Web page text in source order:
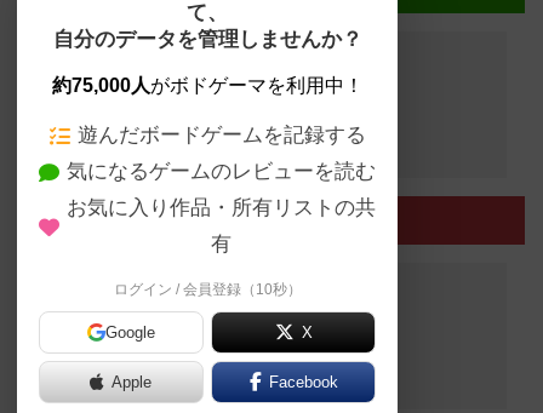
終了したイベント
終了したイベントはありません
て、
自分のデータを管理しませんか？
約75,000人がボドゲーマを利用中！
遊んだボードゲームを記録する
気になるゲームのレビューを読む
お気に入り作品・所有リストの共
有
ログイン / 会員登録（10秒）
Google X
Apple Facebook